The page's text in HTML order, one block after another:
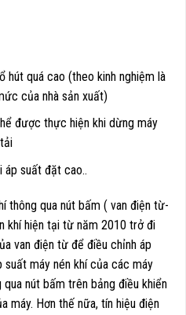
hút quá cao (theo kinh nghiệm là
của nhà sản xuất)
được thực hiện khi dừng máy
áp suất đặt cao..
thông qua nút bấm ( van điện từ-
khí hiện tại từ năm 2010 trở đi
van điện từ để điều chỉnh áp
suất máy nén khí của các máy
nút bấm trên bảng điều khiển
máy. Hơn thế nữa, tín hiệu điện